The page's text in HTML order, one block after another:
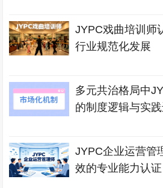
JYPC戏曲培训师
行业规范化发展
多元共治格局中
的制度逻辑与实
JYPC企业运营管
效的专业能力认证